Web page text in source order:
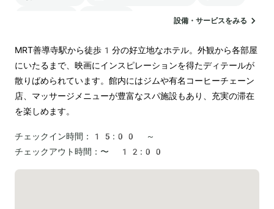
設備・サービスをみる
MRT善導寺駅から徒歩1分の好立地なホテル。外観から各部屋
にいたるまで、映画にインスピレーションを得たディテールが
散りばめられています。館内にはジムや有名コーヒーチェーン
店、マッサージメニューが豊富なスパ施設もあり、充実の滞在
を楽しめます。
チェックイン時間：
15:00 ～
チェックアウト時間： 〜 12:00